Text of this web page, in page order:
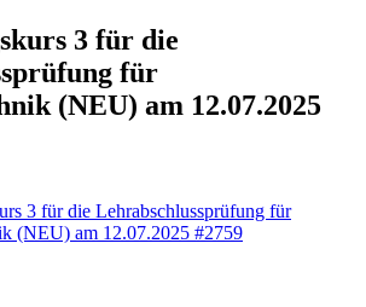
3 für die
für
(NEU) am 12.07.2025
3 für die Lehrabschlussprüfung für
(NEU) am 12.07.2025 #2759